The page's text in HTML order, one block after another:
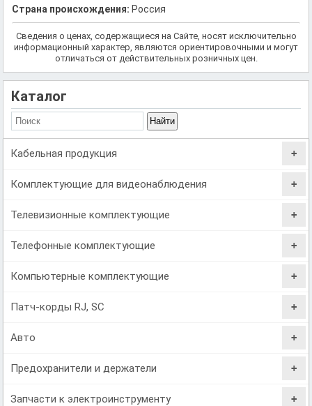
Страна происхождения: Россия
Сведения о ценах, содержащиеся на Сайте, носят исключительно
информационный характер, являются ориентировочными и могут
отличаться от действительных розничных цен.
Каталог
Кабельная продукция
Комплектующие для видеонаблюдения
Телевизионные комплектующие
Телефонные комплектующие
Компьютерные комплектующие
Патч-корды RJ, SC
Авто
Предохранители и держатели
Запчасти к электроинструменту